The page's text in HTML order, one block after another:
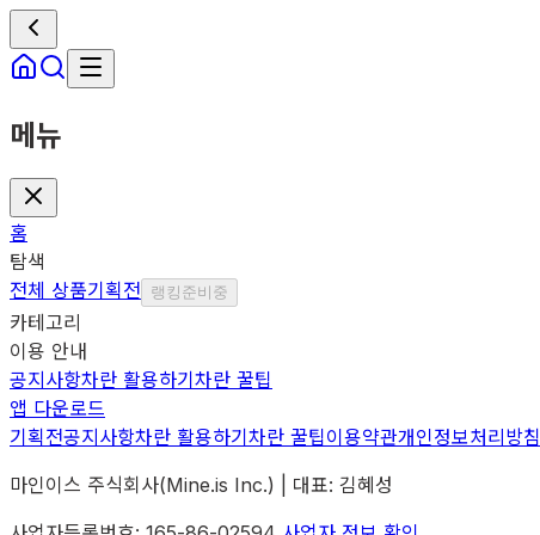
메뉴
홈
탐색
전체 상품기획전 랭킹 준비중
카테고리
이용 안내
공지사항차란 활용하기차란 꿀팁
앱 다운로드
기획전공지사항차란 활용하기차란 꿀팁이용약관개인정보처리방침
마인이스 주식회사(Mine.is Inc.) | 대표: 김혜성